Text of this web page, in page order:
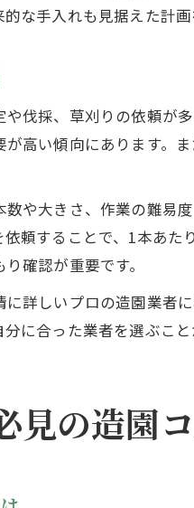
な手入れも見据えた計画
伐採、草刈りの依頼が
高い傾向にあります。
や大きさ、作業の難易
頼することで、1本あ
確認が重要です。
詳しいプロの造園業者
に合った業者を選ぶこ
見の造園